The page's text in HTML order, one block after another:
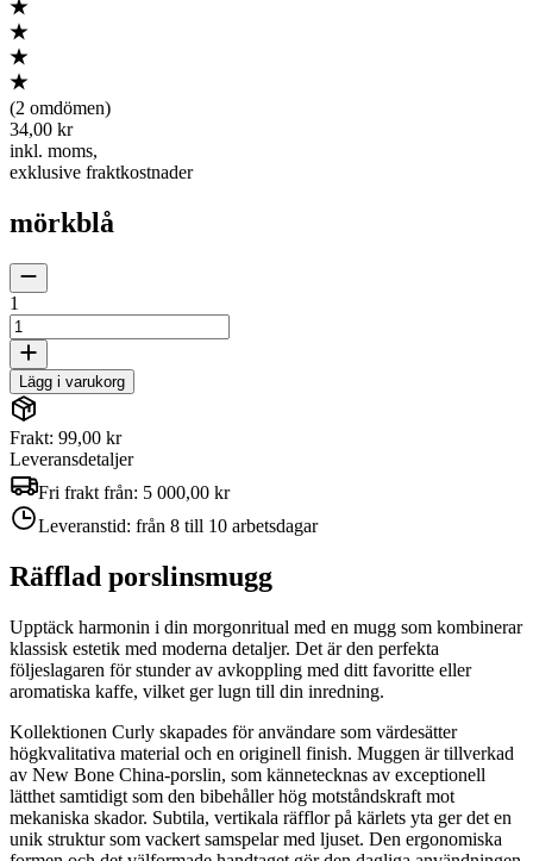
(2 omdömen)
34,00 kr
inkl. moms,
exklusive fraktkostnader
mörkblå
1
Lägg i varukorg
Frakt: 99,00 kr
Leveransdetaljer
Fri frakt från: 5 000,00 kr
Leveranstid: från 8 till 10 arbetsdagar
Räfflad porslinsmugg
Upptäck harmonin i din morgonritual med en mugg som kombinerar
klassisk estetik med moderna detaljer. Det är den perfekta
följeslagaren för stunder av avkoppling med ditt favoritte eller
aromatiska kaffe, vilket ger lugn till din inredning.
Kollektionen Curly skapades för användare som värdesätter
högkvalitativa material och en originell finish. Muggen är tillverkad
av New Bone China-porslin, som kännetecknas av exceptionell
lätthet samtidigt som den bibehåller hög motståndskraft mot
mekaniska skador. Subtila, vertikala räfflor på kärlets yta ger det en
unik struktur som vackert samspelar med ljuset. Den ergonomiska